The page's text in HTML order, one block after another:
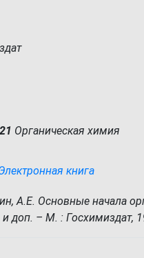
Органическая химия
книга
А.Е. Основные начала
и доп. – М. : Госхимиздат,